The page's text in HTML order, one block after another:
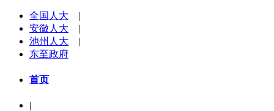
全国人大 |
安徽人大 |
池州人大 |
东至政府
首页
|